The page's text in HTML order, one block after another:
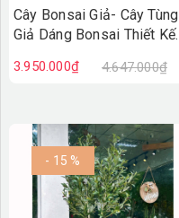
Cây Bonsai Giả- Cây Tùng
Giả Dáng Bonsai Thiết Kế
CC1377
3.950.000₫ 4.647.000₫
- 15 %